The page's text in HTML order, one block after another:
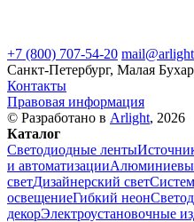
+7 (800) 707-54-20
Санкт-Петербург, Малая
Контакты
Правовая информация
© Разработано в Arlight, 2026
Каталог
Светодиодные ленты
и автоматизации
светДизайнерский свет
освещениеГибкий неон
декорЭлектроустановочные